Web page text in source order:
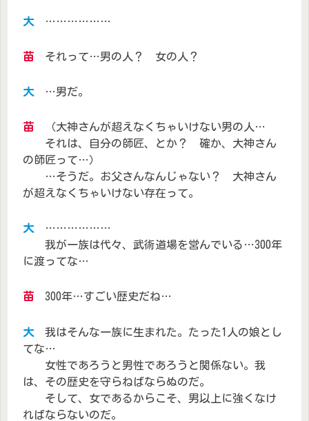
大………………
苗 それって…男の人？ 女の人？
大…男だ。
苗 （大神さんが超えなくちゃいけない男の人…
それは、自分の師匠、とか？ 確か、大神さん
の師匠って…）
…そうだ。お父さんなんじゃない？ 大神さん
が超えなくちゃいけない存在って。
大………………
我が一族は代々、武術道場を営んでいる…300年
に渡ってな…
苗 300年…すごい歴史だね…
大我はそんな一族に生まれた。たった1人の娘とし
てな…
女性であろうと男性であろうと関係ない。我
は、その歴史を守らねばならぬのだ。
そして、女であるからこそ、男以上に強くなけ
ればならないのだ。